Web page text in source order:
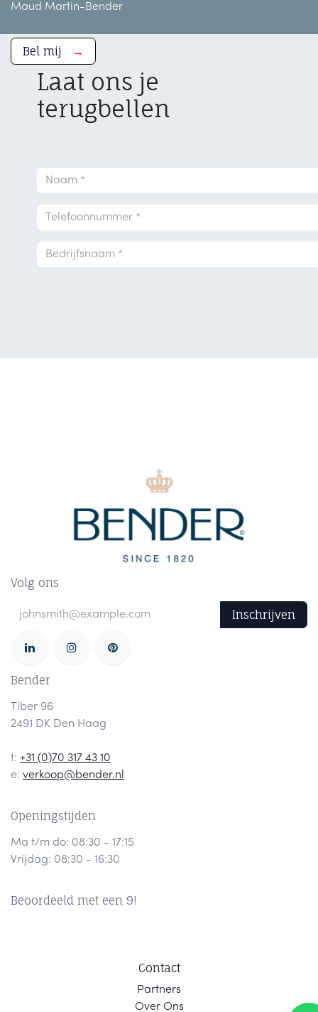
Maud Martin-Bender
Bel mij →
Laat ons je
terugbellen
Volg ons
Inschrijven
Bender
Tiber 96
2491 DK Den Haag
t: +31 (0)70 317 43 10
e: verkoop@bender.nl
Openingstijden
Ma t/m do: 08:30 - 17:15
Vrijdag: 08:30 - 16:30
Beoordeeld met een 9!
Contact
Partners
Over Ons